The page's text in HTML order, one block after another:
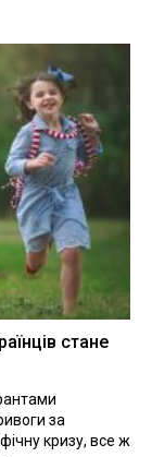
стане
за
кризу, все ж